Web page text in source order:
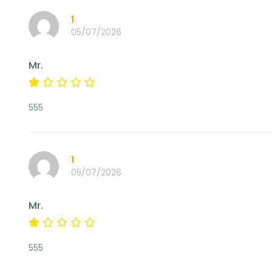
1
05/07/2026
Mr.
555
1
05/07/2026
Mr.
555